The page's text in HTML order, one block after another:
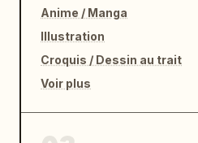
Anime / Manga
Illustration
Croquis / Dessin au trait
Voir plus